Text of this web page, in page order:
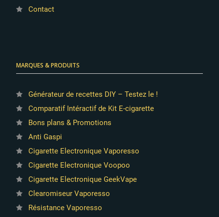
1 avis
Contact
MARQUES & PRODUITS
Générateur de recettes DIY – Testez le !
Comparatif Intéractif de Kit E-cigarette
Bons plans & Promotions
Anti Gaspi
Cigarette Electronique Vaporesso
Cigarette Electronique Voopoo
Cigarette Electronique GeekVape
Clearomiseur Vaporesso
Résistance Vaporesso